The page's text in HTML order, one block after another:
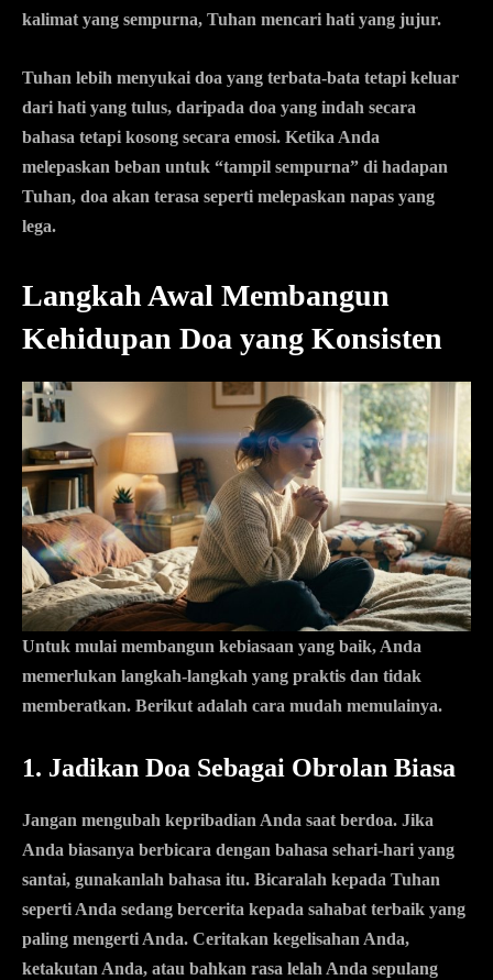
kalimat yang sempurna, Tuhan mencari hati yang jujur.
Tuhan lebih menyukai doa yang terbata-bata tetapi keluar
dari hati yang tulus, daripada doa yang indah secara
bahasa tetapi kosong secara emosi. Ketika Anda
melepaskan beban untuk “tampil sempurna” di hadapan
Tuhan, doa akan terasa seperti melepaskan napas yang
lega.
Langkah Awal Membangun
Kehidupan Doa yang Konsisten
Untuk mulai membangun kebiasaan yang baik, Anda
memerlukan langkah-langkah yang praktis dan tidak
memberatkan. Berikut adalah cara mudah memulainya.
1. Jadikan Doa Sebagai Obrolan Biasa
Jangan mengubah kepribadian Anda saat berdoa. Jika
Anda biasanya berbicara dengan bahasa sehari-hari yang
santai, gunakanlah bahasa itu. Bicaralah kepada Tuhan
seperti Anda sedang bercerita kepada sahabat terbaik yang
paling mengerti Anda. Ceritakan kegelisahan Anda,
ketakutan Anda, atau bahkan rasa lelah Anda sepulang